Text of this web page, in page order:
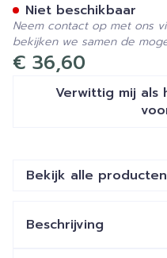
€ 36,60
Verwittig mij
Niet beschikbaar
Neem contact op met ons
bekijken we samen de
Bekijk alle
Beschrijving